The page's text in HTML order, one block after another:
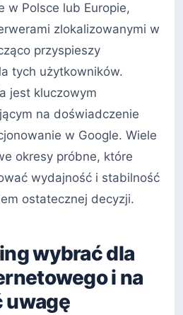
w Polsce lub Europie,
zlokalizowanymi w
przyspieszy
tych użytkowników.
jest kluczowym
na doświadczenie
w Google. Wiele
okresy próbne, które
wydajność i stabilność
ostatecznej decyzji.
wybrać dla
i na
uwagę